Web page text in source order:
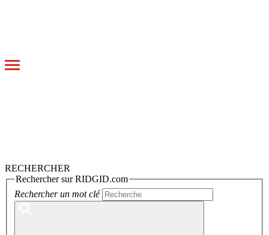
Toggle
RECHERCHER
Rechercher sur RIDGID.com
Rechercher un mot clé